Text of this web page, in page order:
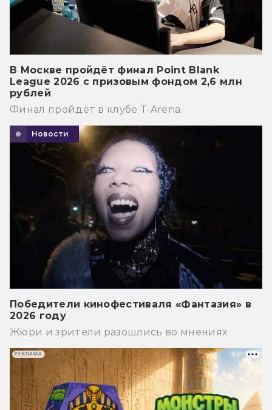
В Москве пройдёт финал Point Blank
League 2026 с призовым фондом 2,6 млн
рублей
Финал пройдёт в клубе T-Arena.
Новости
Победители кинофестиваля «Фантазия» в
2026 году
Жюри и зрители разошлись во мнениях
РЕКЛАМА